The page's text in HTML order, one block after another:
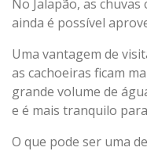
No Jalapão, as
ainda é possível
Uma vantagem de
as cachoeiras ficam
grande volume de
e é mais tranquilo
O que pode ser uma